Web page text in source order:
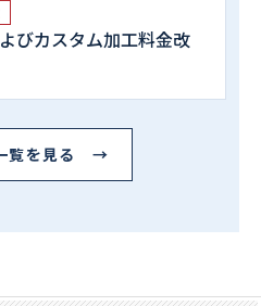
びカスタム加工料金改
覧を見る →